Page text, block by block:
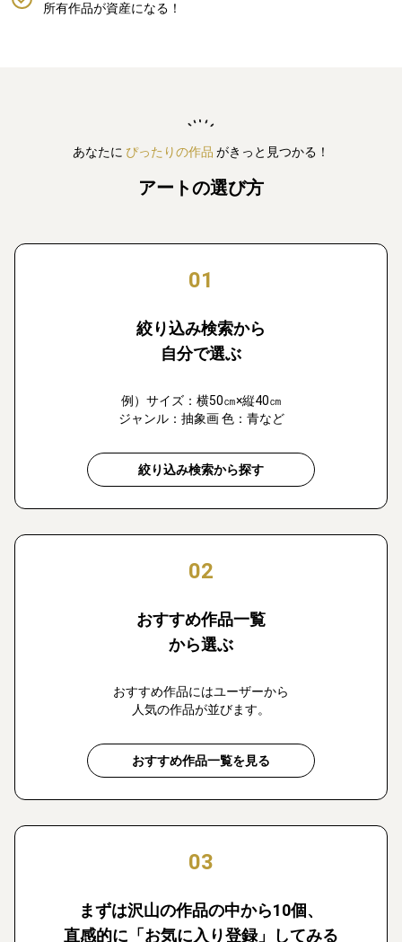
所有作品が資産になる！
あなたに ぴったりの作品 がきっと見つかる！
アートの選び方
01
絞り込み検索から
自分で選ぶ
例）サイズ：横50㎝×縦40㎝
ジャンル：抽象画 色：青など
絞り込み検索から探す
02
おすすめ作品一覧
から選ぶ
おすすめ作品にはユーザーから
人気の作品が並びます。
おすすめ作品一覧を見る
03
まずは沢山の作品の中から10個、
直感的に「お気に入り登録」してみる